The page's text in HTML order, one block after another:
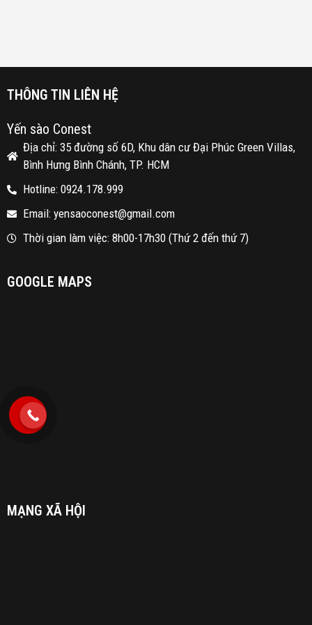
THÔNG TIN LIÊN HỆ
Yến sào Conest
Địa chỉ: 35 đường số 6D, Khu dân cư Đại Phúc Green Villas,
Bình Hưng Bình Chánh, TP. HCM
Hotline: 0924.178.999
Email: yensaoconest@gmail.com
Thời gian làm việc: 8h00-17h30 (Thứ 2 đến thứ 7)
GOOGLE MAPS
MẠNG XÃ HỘI